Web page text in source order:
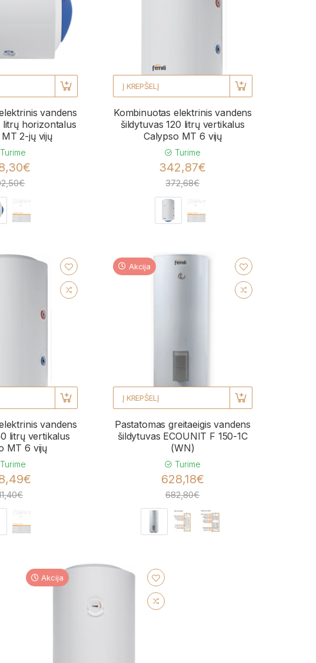
vandens
litrų horizontalus
2-jų vijų
Turime
Į KREPŠELĮ
Kombinuotas elektrinis vandens
šildytuvas 120 litrų vertikalus
Calypso MT 6 vijų
Turime
342,87€
372,68€
vandens
litrų vertikalus
MT 6 vijų
Turime
Akcija
Į KREPŠELĮ
Pastatomas greitaeigis vandens
šildytuvas ECOUNIT F 150-1C
(WN)
Turime
628,18€
682,80€
Akcija